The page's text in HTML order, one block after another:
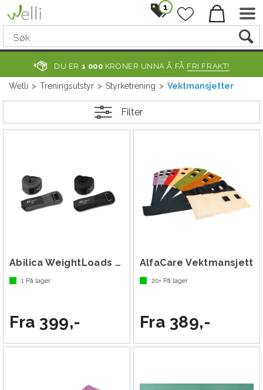
1
DU ER 1 000 KRONER UNNA Å FÅ FRI FRAKT!
Welli>Treningsutstyr>Styrketrening>Vektmansjetter
Filter
Abilica WeightLoads Par
1 På lager
Fra 399,-
AlfaCare Vektmansjett
20+På lager
Fra 389,-